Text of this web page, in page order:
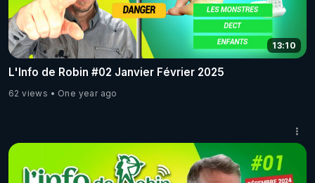
13:10
L'Info de Robin #02 Janvier Février 2025
62 views One year ago